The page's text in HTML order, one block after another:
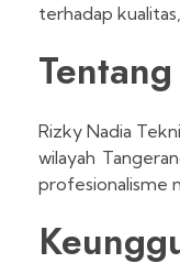
terhadap
Rizky Nadia
wilayah
profesionalisme